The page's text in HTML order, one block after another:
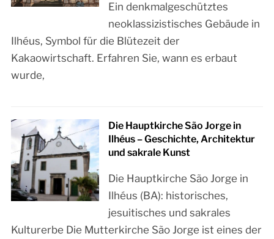
Ein denkmalgeschütztes
neoklassizistisches Gebäude in
Ilhéus, Symbol für die Blütezeit der
Kakaowirtschaft. Erfahren Sie, wann es erbaut
wurde,
Die Hauptkirche São Jorge in
Ilhéus – Geschichte, Architektur
und sakrale Kunst
Die Hauptkirche São Jorge in
Ilhéus (BA): historisches,
jesuitisches und sakrales
Kulturerbe Die Mutterkirche São Jorge ist eines der